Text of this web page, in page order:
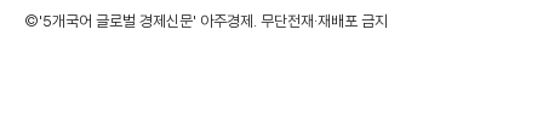
©'5개국어 글로벌 경제신문' 아주경제. 무단전재·재배포 금지